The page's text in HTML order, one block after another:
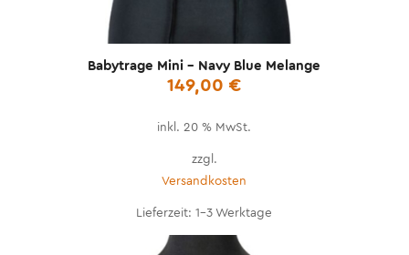
Babytrage Mini – Navy Blue Melange
149,00 €
inkl. 20 % MwSt.
zzgl.
Versandkosten
Lieferzeit:1-3 Werktage